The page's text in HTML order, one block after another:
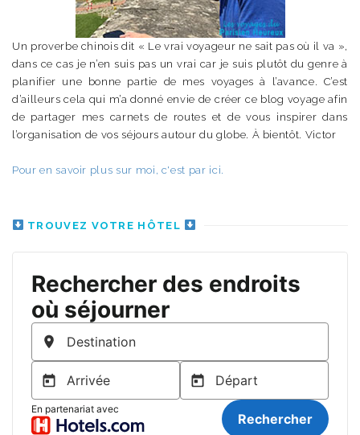
Un proverbe chinois dit « Le vrai voyageur ne sait pas où il va »,
dans ce cas je n’en suis pas un vrai car je suis plutôt du genre à
planifier une bonne partie de mes voyages à l’avance. C’est
d’ailleurs cela qui m’a donné envie de créer ce blog voyage afin
de partager mes carnets de routes et de vous inspirer dans
l’organisation de vos séjours autour du globe. À bientôt. Victor
Pour en savoir plus sur moi, c'est par ici.
TROUVEZ VOTRE HÔTEL